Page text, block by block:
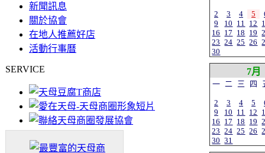
新聞訊息
關於協會
在地人推薦好店
活動行事曆
SERVICE
2 3 4 5
9
10 11 12
16 17 18 19
23 24 25 26
30
7月
一 二 三 四
2 3 4 5
9
10 11 12
16 17 18 19
23 24 25 26
30 31